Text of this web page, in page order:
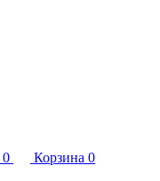
0 Корзина 0